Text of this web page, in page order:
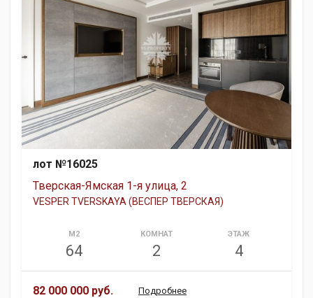
лот №16025
Тверская-Ямская 1-я улица, 2
VESPER TVERSKAYA (ВЕСПЕР ТВЕРСКАЯ)
М2
64
КОМНАТ
2
ЭТАЖ
4
82 000 000 руб.
Подробнее